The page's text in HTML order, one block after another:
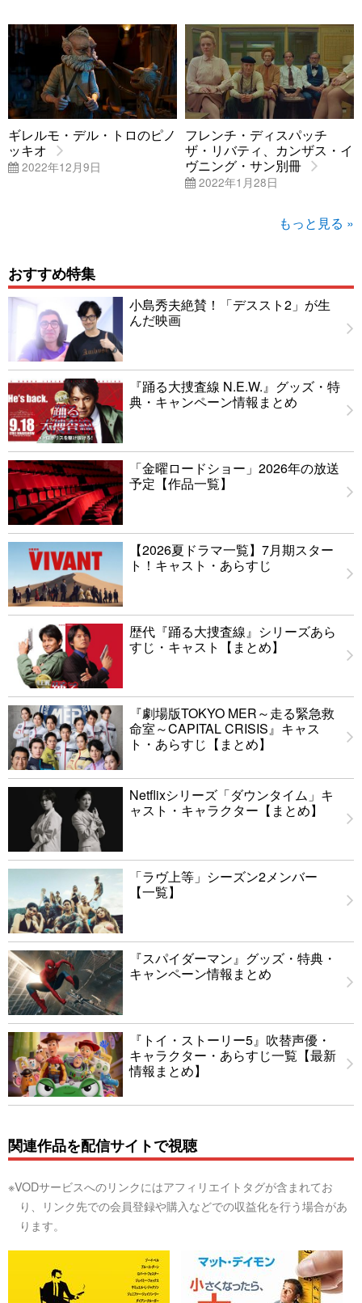
ギレルモ・デル・トロのピノ
ッキオ
2022年12月9日
フレンチ・ディスパッチ
ザ・リバティ、カンザス・イ
ヴニング・サン別冊
2022年1月28日
もっと見る »
おすすめ特集
小島秀夫絶賛！「デススト2」が生
んだ映画
『踊る大捜査線 N.E.W.』グッズ・特
典・キャンペーン情報まとめ
「金曜ロードショー」2026年の放送
予定【作品一覧】
【2026夏ドラマ一覧】7月期スター
ト！キャスト・あらすじ
歴代『踊る大捜査線』シリーズあら
すじ・キャスト【まとめ】
『劇場版TOKYO MER～走る緊急救
命室～CAPITAL CRISIS』キャス
ト・あらすじ【まとめ】
Netflixシリーズ「ダウンタイム」キ
ャスト・キャラクター【まとめ】
「ラヴ上等」シーズン2メンバー
【一覧】
『スパイダーマン』グッズ・特典・
キャンペーン情報まとめ
『トイ・ストーリー5』吹替声優・
キャラクター・あらすじ一覧【最新
情報まとめ】
関連作品を配信サイトで視聴
※VODサービスへのリンクにはアフィリエイトタグが含まれてお
り、リンク先での会員登録や購入などでの収益化を行う場合があ
ります。